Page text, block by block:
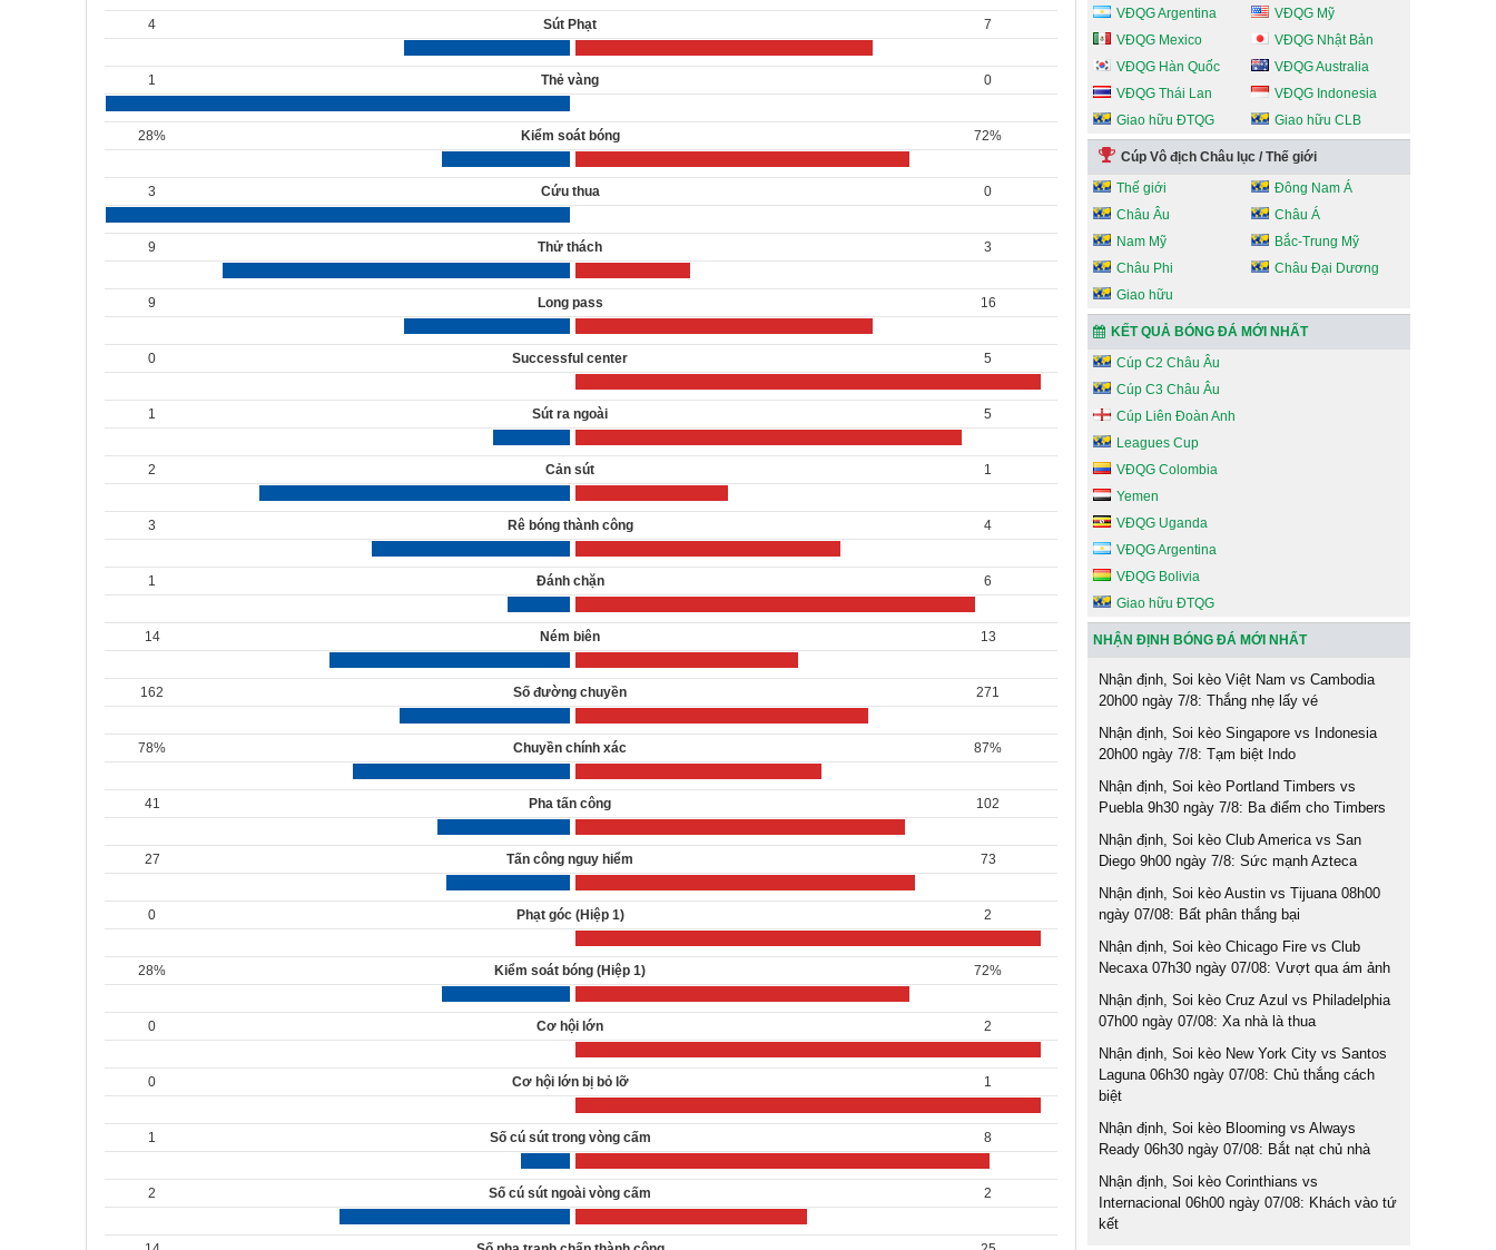
4 Sút Phạt 7
1 Thẻ vàng 0
28% Kiểm soát bóng 72%
3 Cứu thua 0
9 Thử thách 3
9 Long pass 16
0 Successful center 5
1 Sút ra ngoài 5
2 Cản sút 1
3 Rê bóng thành công 4
1 Đánh chặn 6
14 Ném biên 13
162 Số đường chuyền 271
78% Chuyền chính xác 87%
41 Pha tấn công 102
27 Tấn công nguy hiểm 73
0 Phạt góc (Hiệp 1) 2
28% Kiểm soát bóng (Hiệp 1) 72%
0 Cơ hội lớn 2
0 Cơ hội lớn bị bỏ lỡ 1
1 Số cú sút trong vòng cấm 8
2 Số cú sút ngoài vòng cấm 2
VĐQG Argentina
VĐQG Mỹ
VĐQG Mexico
VĐQG Nhật Bản
VĐQG Hàn Quốc
VĐQG Australia
VĐQG Thái Lan
VĐQG Indonesia
Giao hữu ĐTQG
Giao hữu CLB
Cúp Vô địch Châu lục / Thế giới
Thế giới
Đông Nam Á
Châu Âu
Châu Á
Nam Mỹ
Bắc-Trung Mỹ
Châu Phi
Châu Đại Dương
Giao hữu
KẾT QUẢ BÓNG ĐÁ MỚI NHẤT
Cúp C2 Châu Âu
Cúp C3 Châu Âu
Cúp Liên Đoàn Anh
Leagues Cup
VĐQG Colombia
Yemen
VĐQG Uganda
VĐQG Argentina
VĐQG Bolivia
Giao hữu ĐTQG
NHẬN ĐỊNH BÓNG ĐÁ MỚI NHẤT
Nhận định, Soi kèo Việt Nam vs Cambodia
20h00 ngày 7/8: Thắng nhẹ lấy vé
Nhận định, Soi kèo Singapore vs Indonesia
20h00 ngày 7/8: Tạm biệt Indo
Nhận định, Soi kèo Portland Timbers vs
Puebla 9h30 ngày 7/8: Ba điểm cho Timbers
Nhận định, Soi kèo Club America vs San
Diego 9h00 ngày 7/8: Sức mạnh Azteca
Nhận định, Soi kèo Austin vs Tijuana 08h00
ngày 07/08: Bất phân thắng bại
Nhận định, Soi kèo Chicago Fire vs Club
Necaxa 07h30 ngày 07/08: Vượt qua ám ảnh
Nhận định, Soi kèo Cruz Azul vs Philadelphia
07h00 ngày 07/08: Xa nhà là thua
Nhận định, Soi kèo New York City vs Santos
Laguna 06h30 ngày 07/08: Chủ thắng cách
biệt
Nhận định, Soi kèo Blooming vs Always
Ready 06h30 ngày 07/08: Bắt nạt chủ nhà
Nhận định, Soi kèo Corinthians vs
Internacional 06h00 ngày 07/08: Khách vào tứ
kết